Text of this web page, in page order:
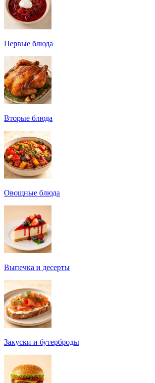
Первые блюда
Вторые блюда
Овощные блюда
Выпечка и десерты
Закуски и бутерброды